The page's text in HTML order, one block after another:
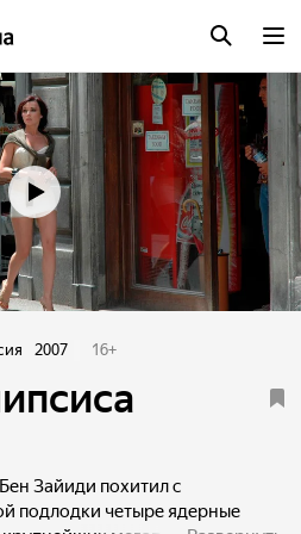
2007 16+
Зайиди похитил с
подлодки четыре ядерные